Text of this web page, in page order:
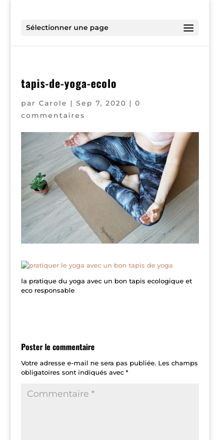
Sélectionner une page
tapis-de-yoga-ecolo
par Carole | Sep 7, 2020 | 0
commentaires
la pratique du yoga avec un bon tapis ecologique et
eco responsable
Poster le commentaire
Votre adresse e-mail ne sera pas publiée. Les champs
obligatoires sont indiqués avec *